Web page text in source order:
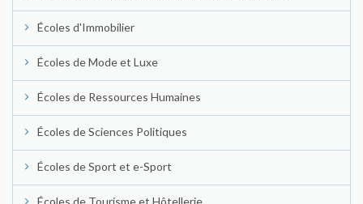
Écoles d'Immobilier
Écoles de Mode et Luxe
Écoles de Ressources Humaines
Écoles de Sciences Politiques
Écoles de Sport et e-Sport
Écoles de Tourisme et Hôtellerie